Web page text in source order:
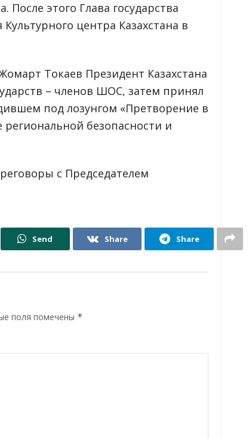
этого Глава государства
центра Казахстана в
Токаев Президент Казахстана
– членов ШОС, затем принял
под лозунгом «Претворение в
безопасности и
с Председателем
Send Share Share
поля помечены *